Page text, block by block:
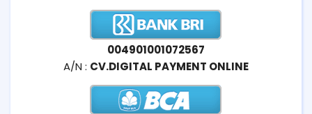
004901001072567
A/N : CV.DIGITAL PAYMENT ONLINE